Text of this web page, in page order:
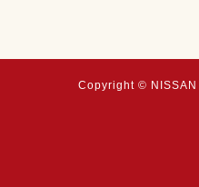
Copyright © NISSAN